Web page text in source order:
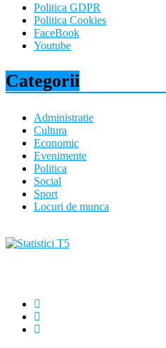
Politica GDPR
Politica Cookies
FaceBook
Youtube
Categorii
Administratie
Cultura
Economic
Evenimente
Politica
Social
Sport
Locuri de munca